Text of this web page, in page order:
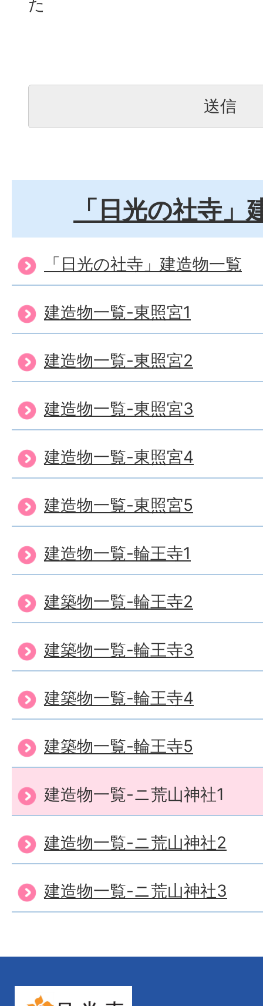
た
「日光の社寺」
「日光の社寺」建造物一覧
建造物一覧-東照宮1
建造物一覧-東照宮2
建造物一覧-東照宮3
建造物一覧-東照宮4
建造物一覧-東照宮5
建造物一覧-輪王寺1
建築物一覧-輪王寺2
建築物一覧-輪王寺3
建築物一覧-輪王寺4
建築物一覧-輪王寺5
建造物一覧-ニ荒山神社1
建造物一覧-ニ荒山神社2
建造物一覧-ニ荒山神社3